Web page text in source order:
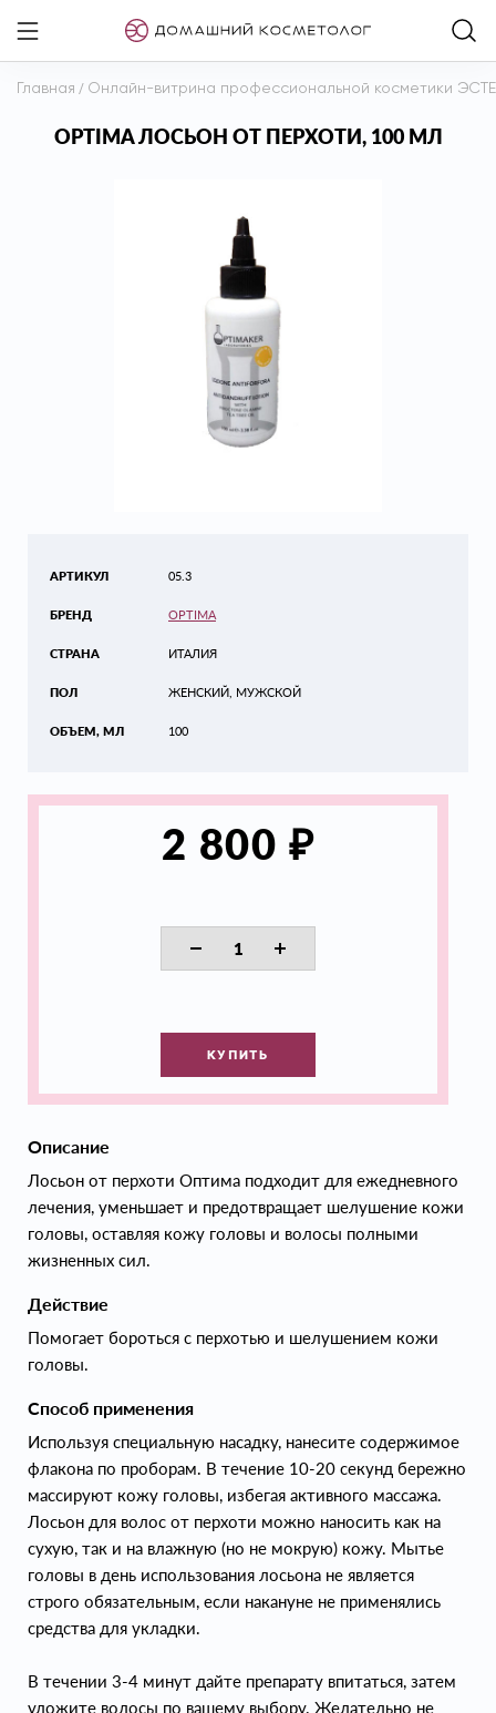
Главная / Онлайн-витрина профессиональной косметики
OPTIMA ЛОСЬОН ОТ ПЕРХОТИ, 100 МЛ
АРТИКУЛ
БРЕНД
СТРАНА
ПОЛ
ОБЪЕМ, МЛ
05.3
OPTIMA
ИТАЛИЯ
ЖЕНСКИЙ, МУЖСКОЙ
100
2 800 ₽
КУПИТЬ
Описание
Лосьон от перхоти Оптима подходит для ежедневного
лечения, уменьшает и предотвращает шелушение кожи
головы, оставляя кожу головы и волосы полными
жизненных сил.
Действие
Помогает бороться с перхотью и шелушением кожи
головы.
Способ применения
Используя специальную насадку, нанесите содержимое
флакона по проборам. В течение 10-20 секунд бережно
массируют кожу головы, избегая активного массажа.
Лосьон для волос от перхоти можно наносить как на
сухую, так и на влажную (но не мокрую) кожу. Мытье
головы в день использования лосьона не является
строго обязательным, если накануне не применялись
средства для укладки.
В течении 3-4 минут дайте препарату впитаться, затем
уложите волосы по вашему выбору. Желательно не